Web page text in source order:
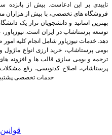
تاییدی بر این ادعاست. بیش از
فروشگاه های تخصصی، با بیش از هزاران
بهترین اساتید و دانشجویان تراز یک
توسعه پرستاشاپ در ایران است.
دهد. خدمات نیوزپاور شامل انجام کلیه
بومی پرستاشاپ، خرید ارزی انواع
ترجمه و بومی سازی قالب ها و افزونه
پرستاشاپ، اصلاح کدنویسی، رفع
خدمات تخصصی